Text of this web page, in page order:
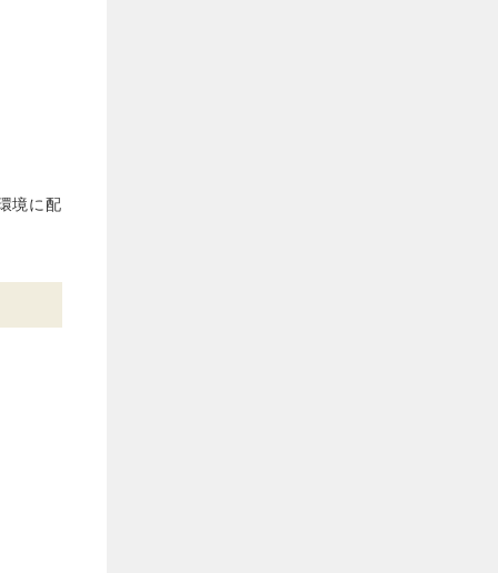
境に配